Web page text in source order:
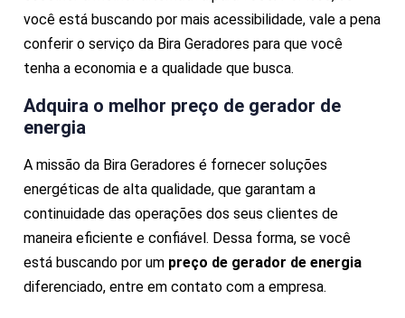
você está buscando por mais acessibilidade, vale a pena
conferir o serviço da Bira Geradores para que você
tenha a economia e a qualidade que busca.
Adquira o melhor preço de gerador de
energia
A missão da Bira Geradores é fornecer soluções
energéticas de alta qualidade, que garantam a
continuidade das operações dos seus clientes de
maneira eficiente e confiável. Dessa forma, se você
está buscando por um preço de gerador de energia
diferenciado, entre em contato com a empresa.